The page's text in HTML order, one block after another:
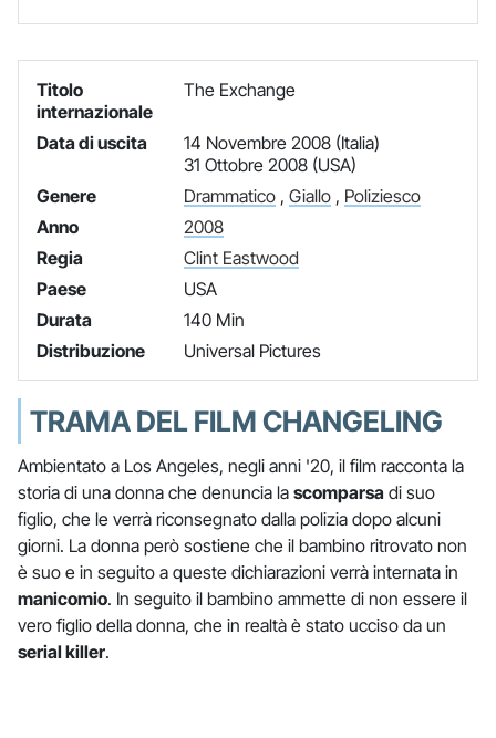
Titolo
internazionale
The Exchange
Data di uscita
14 Novembre 2008 (Italia)
31 Ottobre 2008 (USA)
Genere
Drammatico, Giallo, Poliziesco
Anno
2008
Regia
Clint Eastwood
Paese
USA
Durata
140 Min
Distribuzione
Universal Pictures
TRAMA DEL FILM CHANGELING
Ambientato a Los Angeles, negli anni '20, il film racconta la
storia di una donna che denuncia la scomparsa di suo
figlio, che le verrà riconsegnato dalla polizia dopo alcuni
giorni. La donna però sostiene che il bambino ritrovato non
è suo e in seguito a queste dichiarazioni verrà internata in
manicomio. In seguito il bambino ammette di non essere il
vero figlio della donna, che in realtà è stato ucciso da un
serial killer.